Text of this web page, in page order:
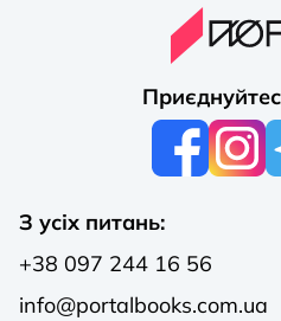
З усіх питань:
+38 097 244 16 56
info@portalbooks.com.ua